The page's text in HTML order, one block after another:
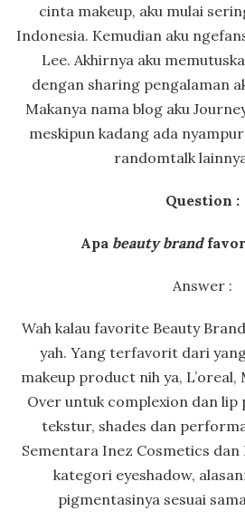
cinta makeup, aku mulai
Indonesia. Kemudian aku
Lee. Akhirnya aku
dengan sharing pengalaman
Makanya nama blog aku
meskipun kadang ada
randomtalk
Question :
Apa beauty brand
Answer :
Wah kalau favorite Beauty
yah. Yang terfavorit dari
makeup product nih ya, L’oreal,
Over untuk complexion dan
tekstur, shades dan
Sementara Inez Cosmetics dan
kategori eyeshadow,
pigmentasinya sesuai